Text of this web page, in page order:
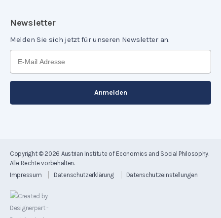
Newsletter
Melden Sie sich jetzt für unseren Newsletter an.
Copyright © 2026 Austrian Institute of Economics and Social Philosophy.
Alle Rechte vorbehalten.
Impressum
Datenschutzerklärung Datenschutzeinstellungen